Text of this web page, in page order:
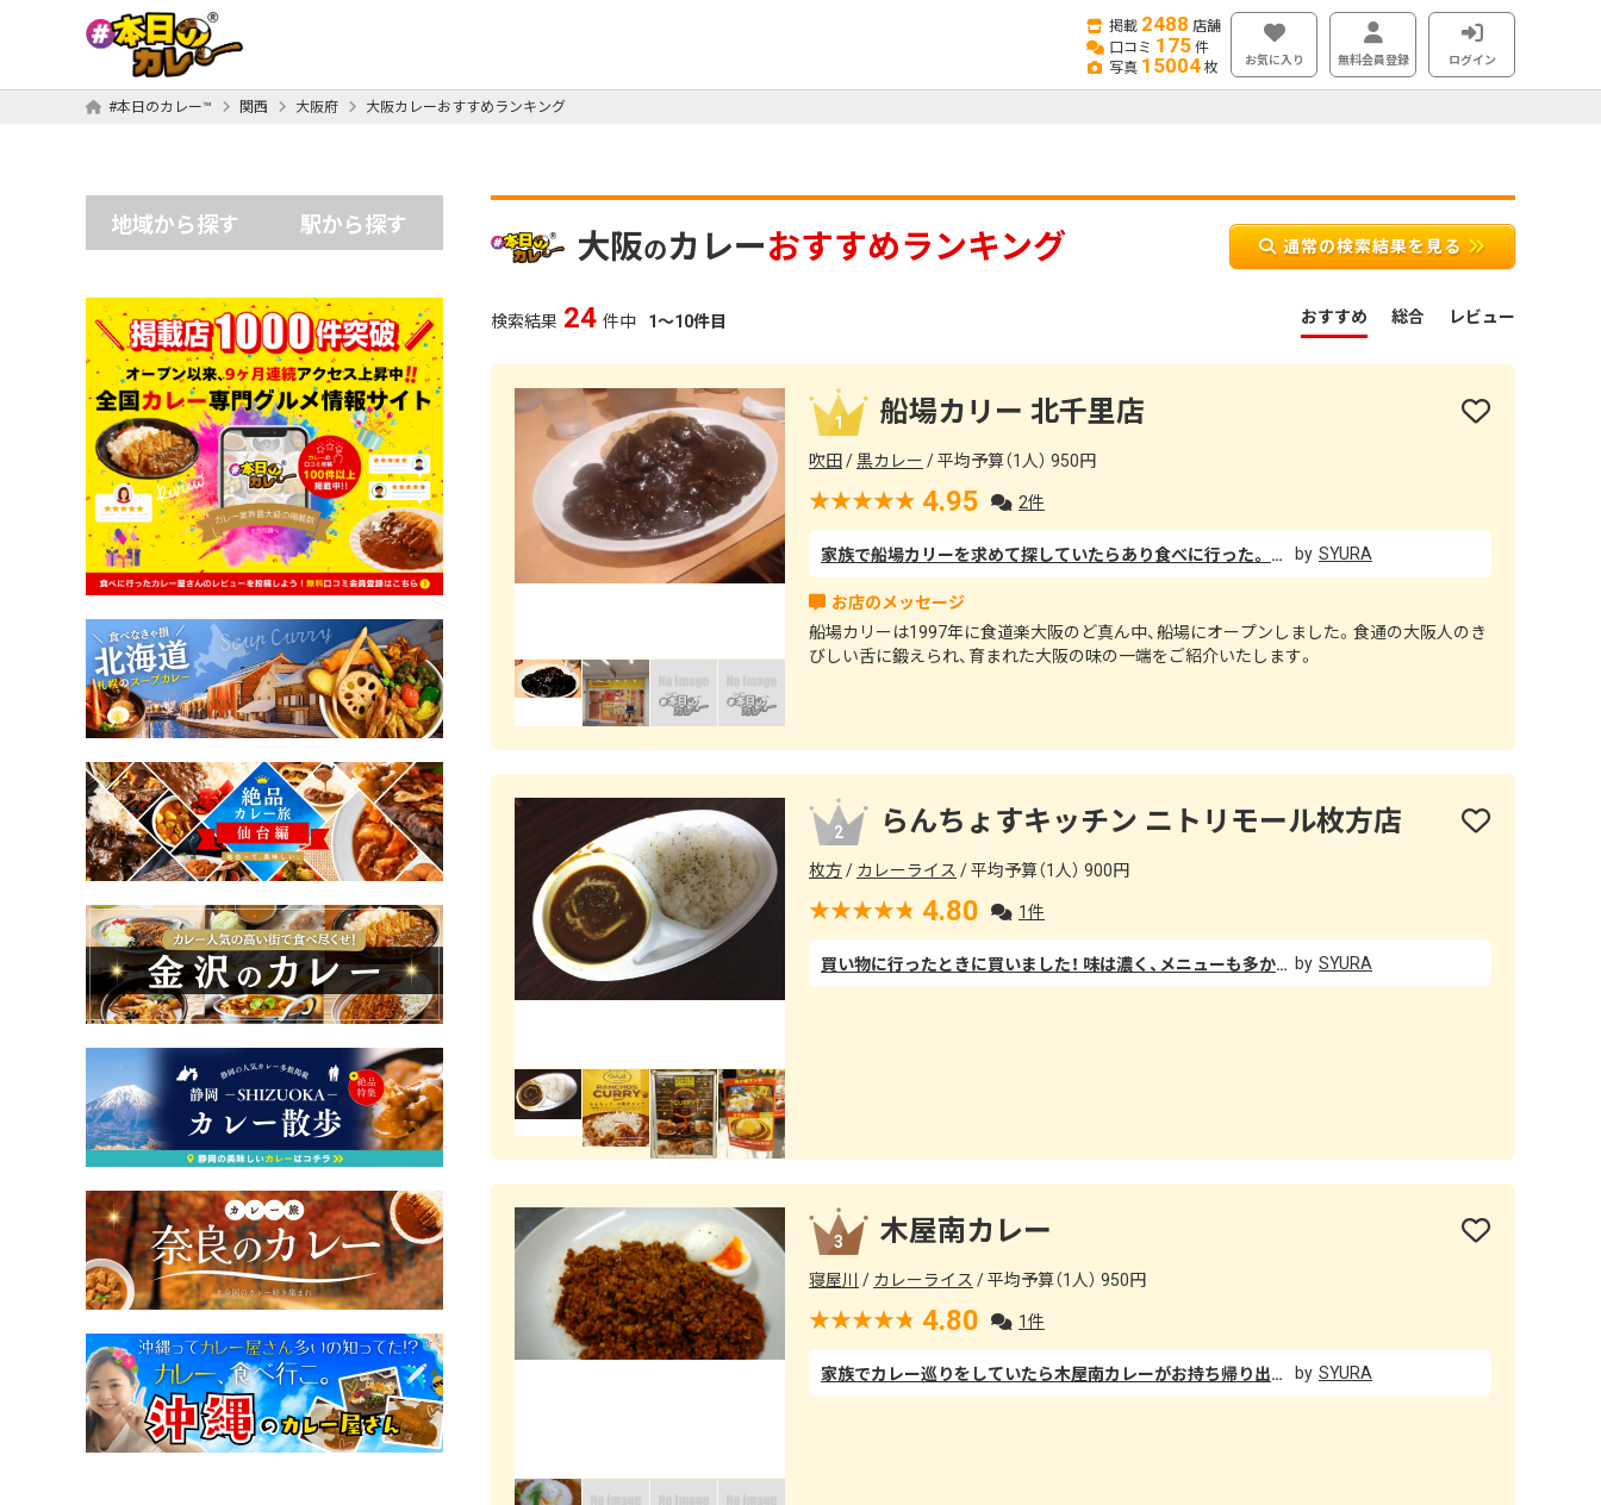
掲載 2488 店舗
口コミ 175 件
写真 15004 枚 お気に入り 無料会員登録 ログイン
#本日のカレー™ 関西 大阪府 大阪カレーおすすめランキング
地域から探す 駅から探す
大阪のカレーおすすめランキング 通常の検索結果を見る
検索結果 24 件中 1～10件目 おすすめ 総合 レビュー
1 船場カリー 北千里店
吹田 黒カレー 平均予算（1人） 950円
4.95 2件
家族で船場カリーを求めて探していたらあり食べに行った。 船場カリーは黒カレーで牛すじが多く入っていて柔らかかったです。 カツもサクサクでルーはちょっぴり辛く癖になる味でした！ SYURA
船場カリーは1997年に食道楽大阪のど真ん中、船場にオープンしました。食通の大阪人のき
びしい舌に鍛えられ、育まれた大阪の味の一端をご紹介いたします。
2 らんちょすキッチン ニトリモール枚方店
枚方 カレーライス 平均予算（1人） 900円
4.80 1件
買い物に行ったときに買いました！ 味は濃く、メニューも多かったです。 お店もお洒落でとっても美味しかったです♪ SYURA
3 木屋南カレー
寝屋川 カレーライス 平均予算（1人） 950円
4.80 1件
家族でカレー巡りをしていたら木屋南カレーがお持ち帰り出来るみたいなので 家に持ち帰って食べてみました。 味はハヤシライスのようなコクがありドロッとしていて自分好み ヒレカツは分厚くて美味しかったです。 ルーから炭火のような風味がありました！ SYURA